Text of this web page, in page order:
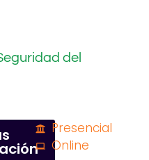
del
Presencial
Online